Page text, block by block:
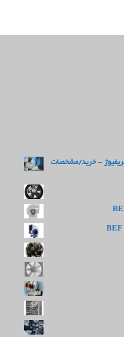
– خرید/مشخصات